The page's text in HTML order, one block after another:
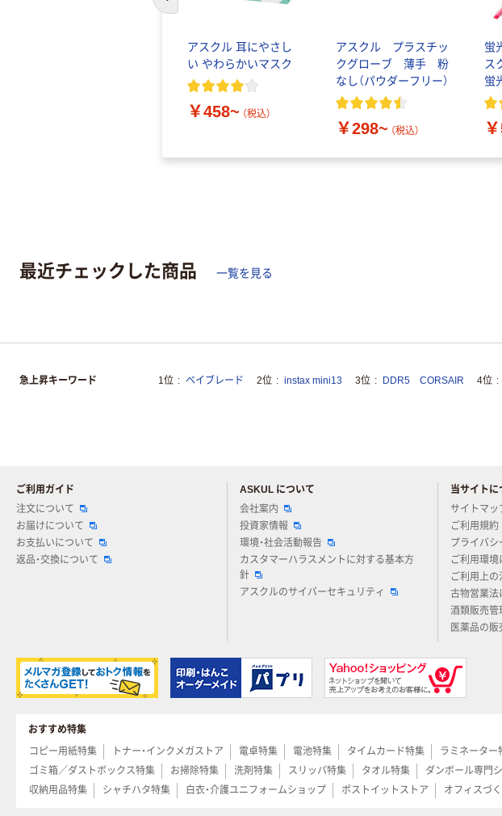
アスクル 耳にやさし
い やわらかいマスク
￥458~ （税込）
アスクル プラスチッ
クグローブ 薄手 粉
なし（パウダーフリー）
￥298~ （税込）
蛍
ス
蛍
最近チェックした商品 一覧を見る
急上昇キーワード 1位 ベイブレード 2位 instax mini13 3位 DDR5 CORSAIR 4位
ご利用ガイド
注文について
お届けについて
お支払いについて
返品・交換について
ASKUL について
会社案内
投資家情報
環境・社会活動報告
カスタマーハラスメントに対する基本方
針
アスクルのサイバーセキュリティ
当サイトに
サイトマッ
ご利用規約
プライバシ
ご利用環境
ご利用上の
古物営業法
酒類販売管
医薬品の
おすすめ特集
コピー用紙特集
トナー・インクメガストア 電卓特集 電池特集 タイムカード特集 ラミネーター
ゴミ箱／ダストボックス特集
お掃除特集 洗剤特集 スリッパ特集 タオル特集 ダンボール専門
収納用品特集
シャチハタ特集 白衣・介護ユニフォームショップ ポストイットストア オフィスづ